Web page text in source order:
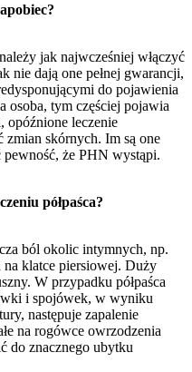
jak najwcześniej włączyć
nie dają one pełnej gwarancji,
do pojawienia
osoba, tym częściej pojawia
opóźnione leczenie
zmian skórnych. Im są one
że PHN wystąpi.
półpaśca?
ból okolic intymnych, np.
klatce piersiowej. Duży
W przypadku półpaśca
i spojówek, w wyniku
następuje zapalenie
na rogówce owrzodzenia
do znacznego ubytku